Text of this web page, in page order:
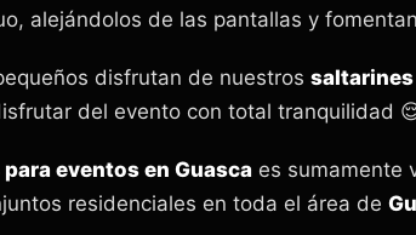
alejándolos de las pantallas y
disfrutan de nuestros
del evento con total tranquilidad
eventos en Guasca es sumamente
residenciales en toda el área de